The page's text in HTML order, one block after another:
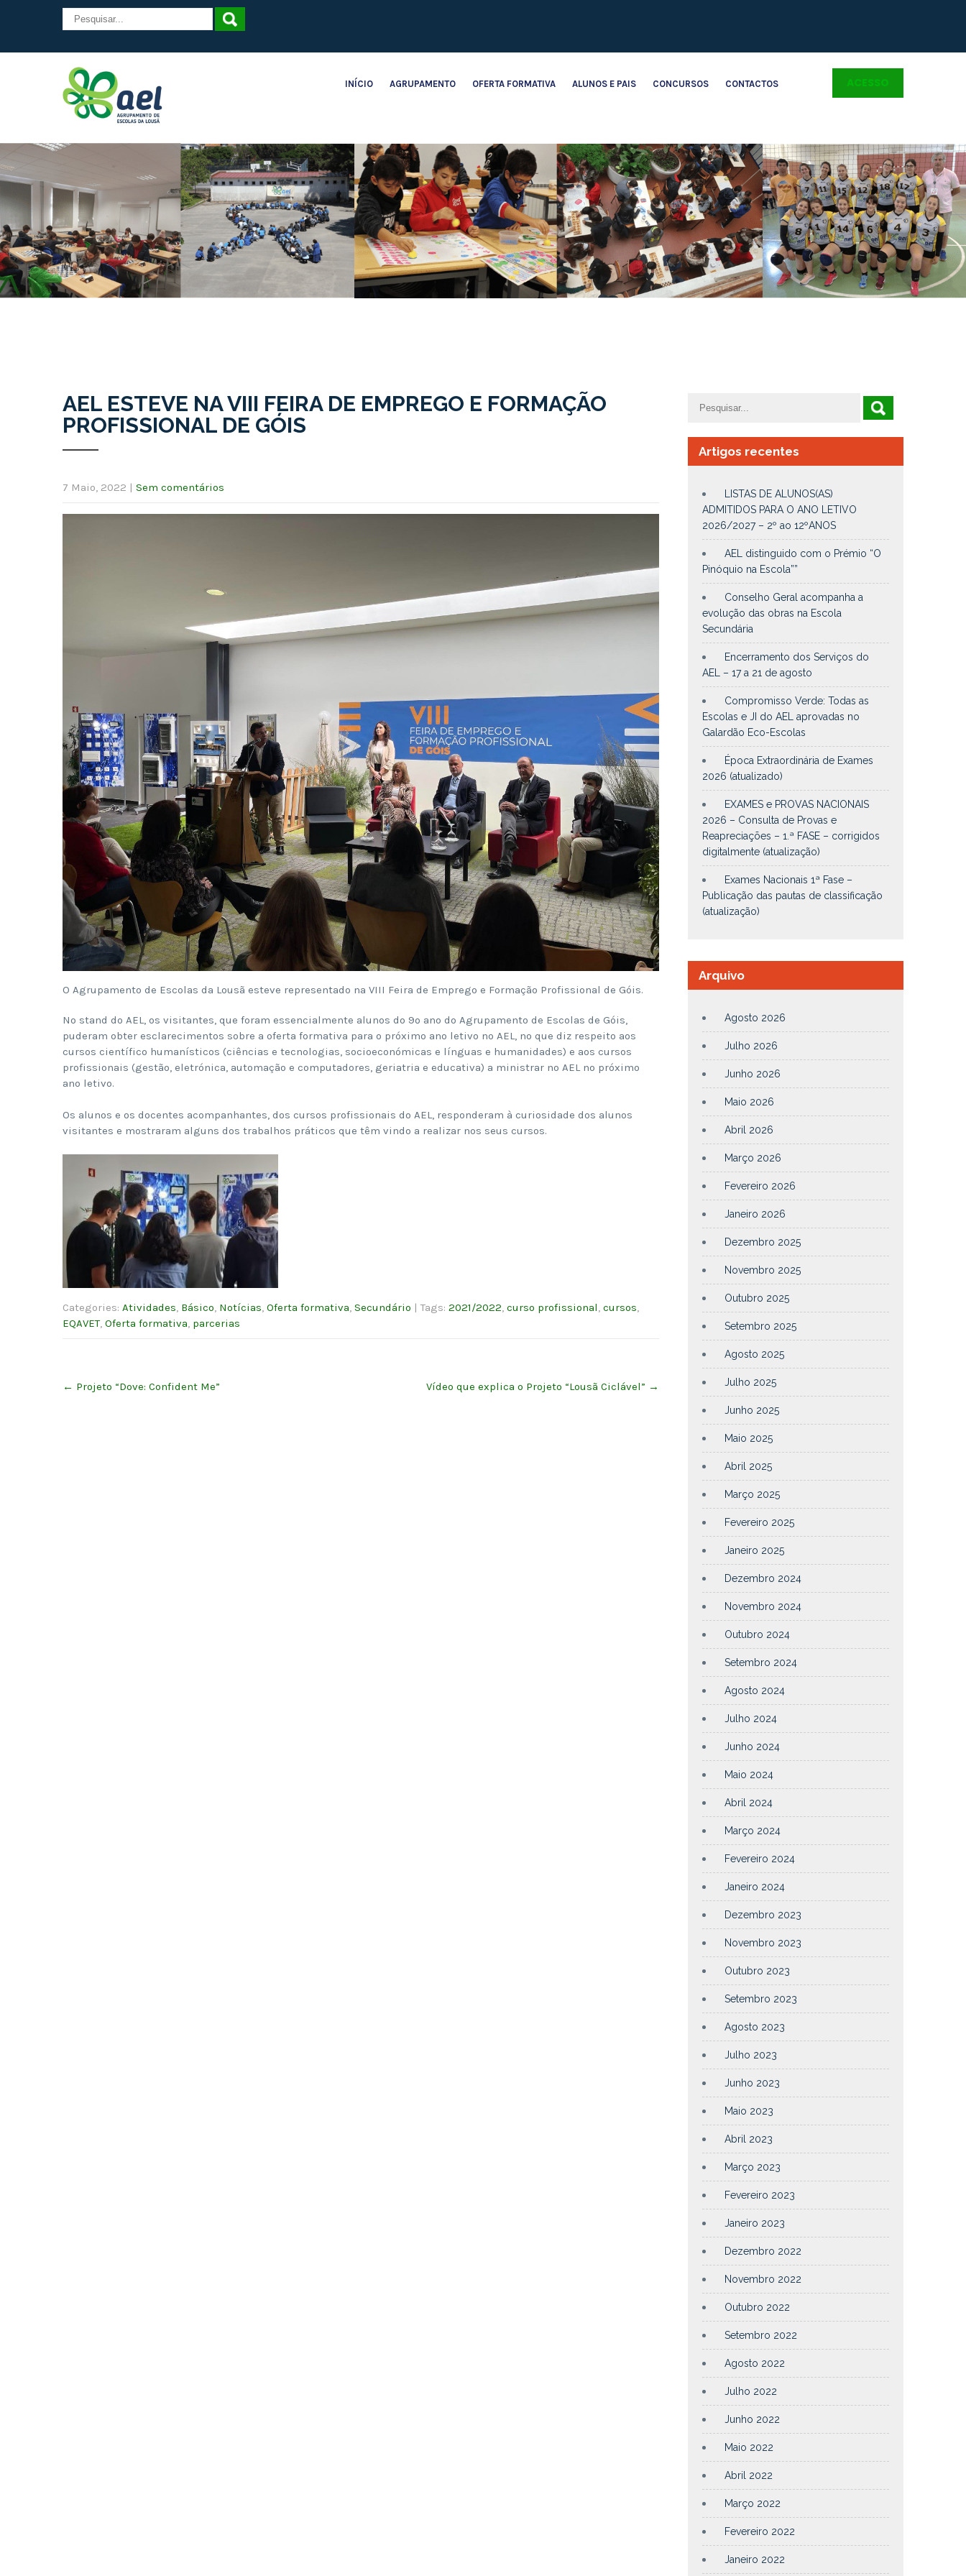
INÍCIO AGRUPAMENTO OFERTA FORMATIVA ALUNOS E PAIS CONCURSOS CONTACTOS ACESSO
AEL ESTEVE NA VIII FEIRA DE EMPREGO E FORMAÇÃO
PROFISSIONAL DE GÓIS
7 Maio, 2022 | Sem comentários
O Agrupamento de Escolas da Lousã esteve representado na VIII Feira de Emprego e Formação Profissional de Góis.
No stand do AEL, os visitantes, que foram essencialmente alunos do 9º ano do Agrupamento de Escolas de Góis,
puderam obter esclarecimentos sobre a oferta formativa para o próximo ano letivo no AEL, no que diz respeito aos
cursos científico humanísticos (ciências e tecnologias, socioeconómicas e línguas e humanidades) e aos cursos
profissionais (gestão, eletrónica, automação e computadores, geriatria e educativa) a ministrar no AEL no próximo
ano letivo.
Os alunos e os docentes acompanhantes, dos cursos profissionais do AEL, responderam à curiosidade dos alunos
visitantes e mostraram alguns dos trabalhos práticos que têm vindo a realizar nos seus cursos.
Categories: Atividades, Básico, Notícias, Oferta formativa, Secundário | Tags: 2021/2022, curso profissional, cursos,
EQAVET, Oferta formativa, parcerias
navigation
← Projeto “Dove: Confident Me” Vídeo que explica o Projeto “Lousã Ciclável” →
Artigos recentes
LISTAS DE ALUNOS(AS)
ADMITIDOS PARA O ANO LETIVO
2026/2027 – 2º ao 12ºANOS
AEL distinguido com o Prémio “O
Pinóquio na Escola””
Conselho Geral acompanha a
evolução das obras na Escola
Secundária
Encerramento dos Serviços do
AEL – 17 a 21 de agosto
Compromisso Verde: Todas as
Escolas e JI do AEL aprovadas no
Galardão Eco-Escolas
Época Extraordinária de Exames
2026 (atualizado)
EXAMES e PROVAS NACIONAIS
2026 – Consulta de Provas e
Reapreciações – 1.ª FASE – corrigidos
digitalmente (atualização)
Exames Nacionais 1ª Fase –
Publicação das pautas de classificação
(atualização)
Arquivo
Agosto 2026
Julho 2026
Junho 2026
Maio 2026
Abril 2026
Março 2026
Fevereiro 2026
Janeiro 2026
Dezembro 2025
Novembro 2025
Outubro 2025
Setembro 2025
Agosto 2025
Julho 2025
Junho 2025
Maio 2025
Abril 2025
Março 2025
Fevereiro 2025
Janeiro 2025
Dezembro 2024
Novembro 2024
Outubro 2024
Setembro 2024
Agosto 2024
Julho 2024
Junho 2024
Maio 2024
Abril 2024
Março 2024
Fevereiro 2024
Janeiro 2024
Dezembro 2023
Novembro 2023
Outubro 2023
Setembro 2023
Agosto 2023
Julho 2023
Junho 2023
Maio 2023
Abril 2023
Março 2023
Fevereiro 2023
Janeiro 2023
Dezembro 2022
Novembro 2022
Outubro 2022
Setembro 2022
Agosto 2022
Julho 2022
Junho 2022
Maio 2022
Abril 2022
Março 2022
Fevereiro 2022
Janeiro 2022